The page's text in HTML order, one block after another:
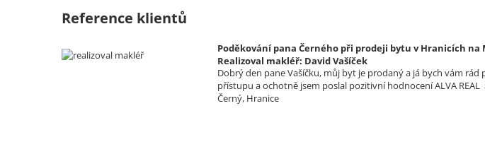
Reference klientů
Poděkování pana Černého při prodeji bytu v Hranicích na
Realizoval makléř: David Vašíček
Dobrý den pane Vašíčku, můj byt je prodaný a já bych vám
přístupu a ochotně jsem poslal pozitivní hodnocení ALVA
Černý, Hranice